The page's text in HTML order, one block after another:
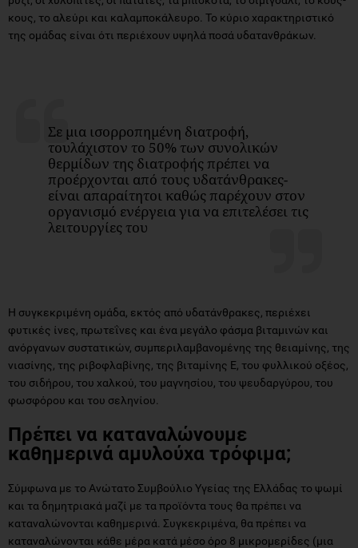
κους, το αλεύρι και καλαμποκάλευρο. Το κύριο χαρακτηριστικό
της ομάδας είναι ότι περιέχουν υψηλά ποσά υδατανθράκων.
Σε μια ισορροπημένη διατροφή,
τουλάχιστον το 50% των συνολικών
θερμίδων της διατροφής πρέπει να
προέρχονται από τους υδατάνθρακες-
είναι απαραίτητοι καθώς παρέχουν στον
οργανισμό ενέργεια για να επιτελέσει τις
λειτουργίες του
H συγκεκριμένη ομάδα, εκτός από υδατάνθρακες, περιέχει
φυτικές ίνες, πρωτεΐνες και ένα μεγάλο φάσμα βιταμινών και
ανόργανων συστατικών, συμπεριλαμβανομένης της θειαμίνης, της
νιασίνης, της ριβοφλαβίνης, της βιταμίνης Ε, του φυλλικού οξέος,
του σιδήρου, του χαλκού, του μαγνησίου, του ψευδαργύρου, του
φωσφόρου και του σεληνίου.
Πρέπει να καταναλώνουμε
καθημερινά αμυλούχα τρόφιμα;
Σύμφωνα με το Ανώτατο Συμβούλιο Υγείας της Ελλάδας το ψωμί
και τα δημητριακά μαζί με τα προϊόντα τους θα πρέπει να
καταναλώνονται καθημερινά. Συγκεκριμένα, θα πρέπει να
καταναλώνονται κάθε μέρα κατά μέσο όρο 8 μικρομερίδες (μια